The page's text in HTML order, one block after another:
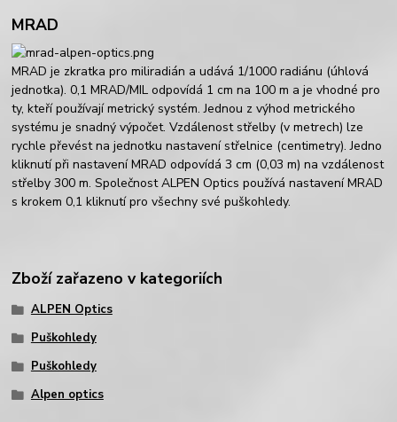
MRAD
MRAD je zkratka pro miliradián a udává 1/1000 radiánu (úhlová
jednotka). 0,1 MRAD/MIL odpovídá 1 cm na 100 m a je vhodné pro
ty, kteří používají metrický systém. Jednou z výhod metrického
systému je snadný výpočet. Vzdálenost střelby (v metrech) lze
rychle převést na jednotku nastavení střelnice (centimetry). Jedno
kliknutí při nastavení MRAD odpovídá 3 cm (0,03 m) na vzdálenost
střelby 300 m. Společnost ALPEN Optics používá nastavení MRAD
s krokem 0,1 kliknutí pro všechny své puškohledy.
Zboží zařazeno v kategoriích
ALPEN Optics
Puškohledy
Puškohledy
Alpen optics